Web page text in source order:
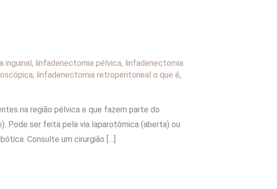
inguinal, linfadenectomia pélvica, linfadenectomia
, linfadenectomia retroperitoneal o que é,
na região pélvica e que fazem parte do
Pode ser feita pela via laparotômica (aberta) ou
Consulte um cirurgião […]